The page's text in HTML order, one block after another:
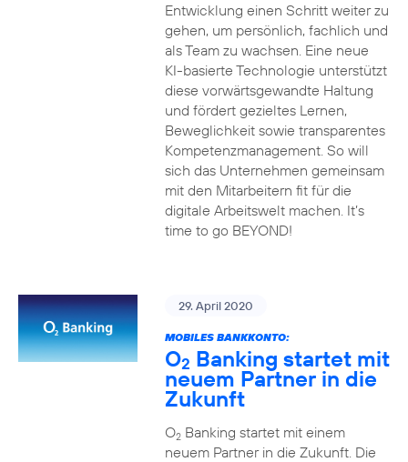
Entwicklung einen Schritt weiter zu
gehen, um persönlich, fachlich und
als Team zu wachsen. Eine neue
KI-basierte Technologie unterstützt
diese vorwärtsgewandte Haltung
und fördert gezieltes Lernen,
Beweglichkeit sowie transparentes
Kompetenzmanagement. So will
sich das Unternehmen gemeinsam
mit den Mitarbeitern fit für die
digitale Arbeitswelt machen. It’s
time to go BEYOND!
29. April 2020
MOBILES BANKKONTO:
O2 Banking startet mit
neuem Partner in die
Zukunft
O2Banking startet mit einem
neuem Partner in die Zukunft. Die